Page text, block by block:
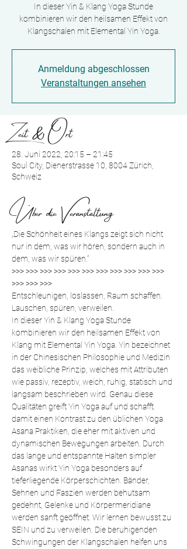
In dieser Yin & Klang Yoga Stunde
kombinieren wir den heilsamen Effekt von
Klangschalen mit Elemental Yin Yoga.
Anmeldung abgeschlossen
Veranstaltungen ansehen
Zeit & Ort
28. Juni 2022, 20:15 – 21:45
Soul City, Dienerstrasse 10, 8004 Zürich,
Schweiz
Über die Veranstaltung
„Die Schönheit eines Klangs zeigt sich nicht
nur in dem, was wir hören, sondern auch in
dem, was wir spüren.“
>>> >>> >>> >>> >>> >>> >>> >>> >>> >>> >>>
>>> >>> >>>
Entschleunigen, loslassen, Raum schaffen.
Lauschen, spüren, verweilen.
In dieser Yin & Klang Yoga Stunde
kombinieren wir den heilsamen Effekt von
Klang mit Elemental Yin Yoga. Yin bezeichnet
in der Chinesischen Philosophie und Medizin
das weibliche Prinzip, welches mit Attributen
wie passiv, rezeptiv, weich, ruhig, statisch und
langsam beschrieben wird. Genau diese
Qualitäten greift Yin Yoga auf und schafft
damit einen Kontrast zu den üblichen Yoga
Asana Praktiken, die eher mit aktiven und
dynamischen Bewegungen arbeiten. Durch
das lange und entspannte Halten simpler
Asanas wirkt Yin Yoga besonders auf
tieferliegende Körperschichten. Bänder,
Sehnen und Faszien werden behutsam
gedehnt, Gelenke und Körpermeridiane
werden sanft geöffnet. Wir lernen bewusst zu
SEIN und zu verweilen. Die beruhigenden
Schwingungen der Klangschalen helfen uns